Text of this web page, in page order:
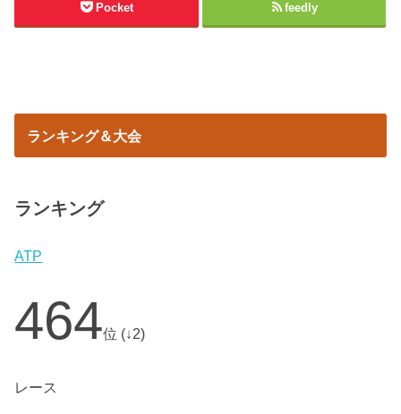
Pocket feedly
ランキング＆大会
ランキング
ATP
464位 (↓2)
レース